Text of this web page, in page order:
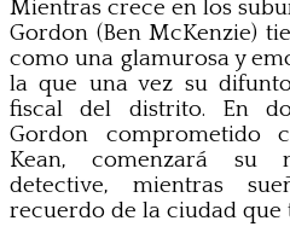
Mientras crece en los
Gordon (Ben McKenzie)
como una glamurosa y
la que una vez su
fiscal del distrito. En
Gordon comprometido
Kean, comenzará su
detective, mientras
recuerdo de la ciudad que